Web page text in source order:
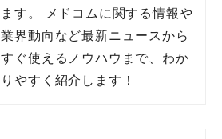
ます。 メドコムに関する情報や
業界動向など最新ニュースから
すぐ使えるノウハウまで、わか
りやすく紹介します！